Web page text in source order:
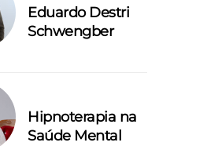
Eduardo Destri
Schwengber
Hipnoterapia na
Saúde Mental